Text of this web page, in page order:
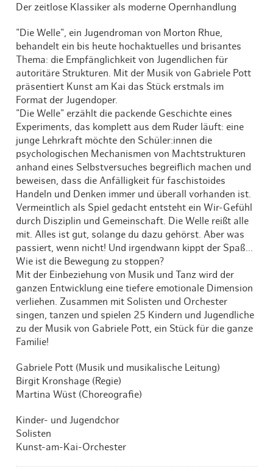
Der zeitlose Klassiker als moderne Opernhandlung
"Die Welle", ein Jugendroman von Morton Rhue,
behandelt ein bis heute hochaktuelles und brisantes
Thema: die Empfänglichkeit von Jugendlichen für
autoritäre Strukturen. Mit der Musik von Gabriele Pott
präsentiert Kunst am Kai das Stück erstmals im
Format der Jugendoper.
"Die Welle" erzählt die packende Geschichte eines
Experiments, das komplett aus dem Ruder läuft: eine
junge Lehrkraft möchte den Schüler:innen die
psychologischen Mechanismen von Machtstrukturen
anhand eines Selbstversuches begreiflich machen und
beweisen, dass die Anfälligkeit für faschistoides
Handeln und Denken immer und überall vorhanden ist.
Vermeintlich als Spiel gedacht entsteht ein Wir-Gefühl
durch Disziplin und Gemeinschaft. Die Welle reißt alle
mit. Alles ist gut, solange du dazu gehörst. Aber was
passiert, wenn nicht! Und irgendwann kippt der Spaß...
Wie ist die Bewegung zu stoppen?
Mit der Einbeziehung von Musik und Tanz wird der
ganzen Entwicklung eine tiefere emotionale Dimension
verliehen. Zusammen mit Solisten und Orchester
singen, tanzen und spielen 25 Kindern und Jugendliche
zu der Musik von Gabriele Pott, ein Stück für die ganze
Familie!
Gabriele Pott (Musik und musikalische Leitung)
Birgit Kronshage (Regie)
Martina Wüst (Choreografie)
Kinder- und Jugendchor
Solisten
Kunst-am-Kai-Orchester